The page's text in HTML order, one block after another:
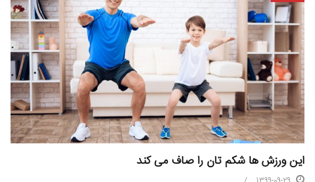
این ورزش ها شکم تان را صاف می کند